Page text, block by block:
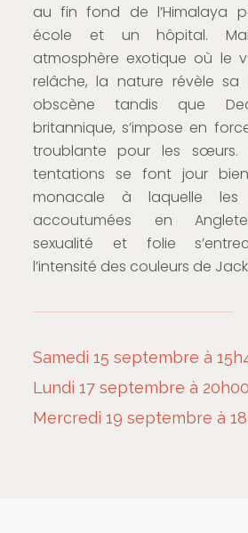
au fin fond de l’Himalaya
école et un hôpital.
atmosphère exotique où le
relâche, la nature révèle sa
obscène tandis que
britannique, s’impose en
troublante pour les sœurs.
tentations se font jour
monacale à laquelle
accoutumées en
sexualité et folie
l’intensité des couleurs de
Samedi 15 septembre à
Lundi 17 septembre à
Mercredi 19 septembre à